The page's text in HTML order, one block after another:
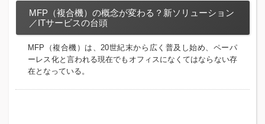
MFP（複合機）の概念が変わる？新ソリューション
／ITサービスの台頭
MFP（複合機）は、20世紀末から広く普及し始め、ペーパ
ーレス化と言われる現在でもオフィスになくてはならない存
在となっている。